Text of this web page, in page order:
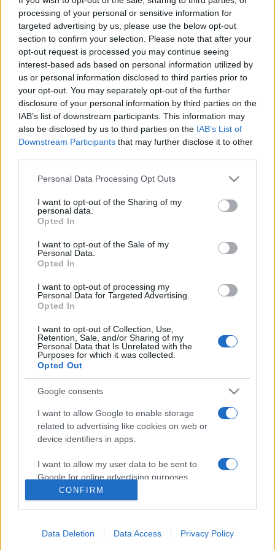
processing of your personal or sensitive information for
targeted advertising by us, please use the below opt-out
section to confirm your selection. Please note that after your
opt-out request is processed you may continue seeing
interest-based ads based on personal information utilized by
us or personal information disclosed to third parties prior to
your opt-out. You may separately opt-out of the further
disclosure of your personal information by third parties on the
IAB’s list of downstream participants. This information may
also be disclosed by us to third parties on the IAB’s List of
Downstream Participants that may further disclose it to other
Please note that this website/app uses one or more Google
not limited to your visit or usage behaviour. You may click to
grant or deny consent to Google and its third-party tags to
use your data for below specified purposes in below Google
consent section.
Personal Data Processing Opt Outs
I want to opt-out of the Sharing of my
personal data.
Opted In
I want to opt-out of the Sale of my
Personal Data.
Opted In
I want to opt-out of processing my
Personal Data for Targeted Advertising.
Opted In
I want to opt-out of Collection, Use,
Retention, Sale, and/or Sharing of my
Personal Data that Is Unrelated with the
Purposes for which it was collected.
Opted Out
Google consents
I want to allow Google to enable storage
related to advertising like cookies on web or
device identifiers in apps.
I want to allow my user data to be sent to
Google for online advertising purposes.
I want to allow Google to send me
I want to allow Google to enable storage
CONFIRM
Data Deletion Data Access Privacy Policy
ország 64 településén jótékonysági koncert keretében
szólalnak meg egyszerre a hangszerek, hogy saját
eszközeikkel, a zene segítségével közvetítsék azokat a
gondolatokat, amelyeket szavakkal nem lehet kifejezni.
Az esemény estéjén Várnagy Andrea, Liszt Ferenc-díjas
zongoraművész Beregszászról, a II. Rákóczi Ferenc Magyar
Főiskola Esztergom-terméből jelentkezik be élőben, ezt
Művészeti Iskolák Szövetségének elnöke. A helyszíneken
adománygyűjtő dobozokat helyeztek ki, melyeknek
bevételét a koncerteken készült fotó-videó összeállítással
együtt a Magyar Református Szeretetszolgálat
Nyitókép: Várnagy Andrea. Forrás: zenevarazslat.hu
KONCERT PROGRAM